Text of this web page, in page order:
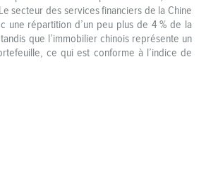
secteur des services financiers de la Chine
une répartition d’un peu plus de 4 % de la
que l’immobilier chinois représente un
ce qui est conforme à l’indice de